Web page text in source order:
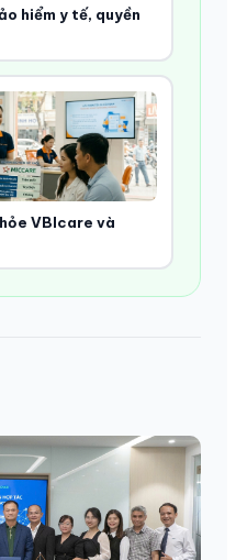
hiểm y tế, quyền
VBIcare và